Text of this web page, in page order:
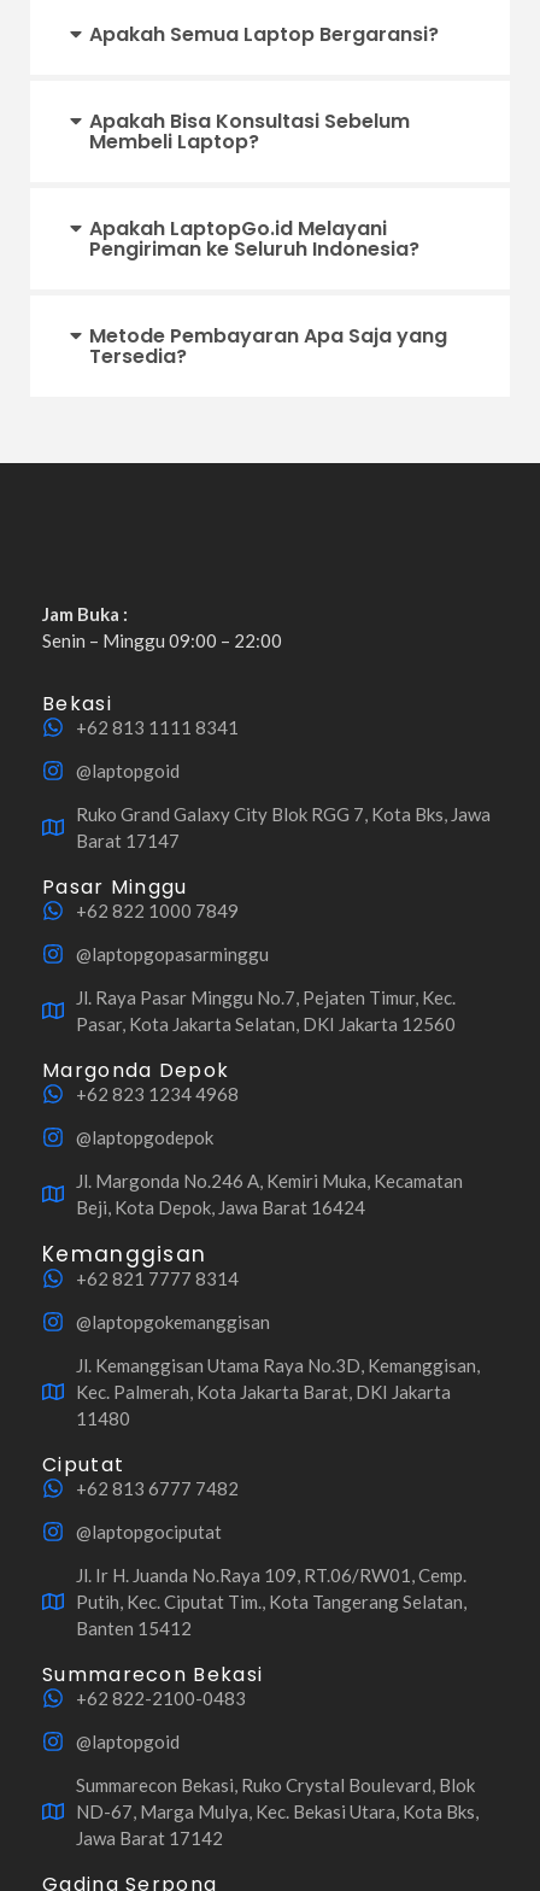
Apakah Semua Laptop Bergaransi?
Apakah Bisa Konsultasi Sebelum
Membeli Laptop?
Apakah LaptopGo.id Melayani
Pengiriman ke Seluruh Indonesia?
Metode Pembayaran Apa Saja yang
Tersedia?
Jam Buka :
Senin – Minggu 09:00 – 22:00
Bekasi
+62 813 1111 8341
@laptopgoid
Ruko Grand Galaxy City Blok RGG 7, Kota Bks, Jawa
Barat 17147
Pasar Minggu
+62 822 1000 7849
@laptopgopasarminggu
Jl. Raya Pasar Minggu No.7, Pejaten Timur, Kec.
Pasar, Kota Jakarta Selatan, DKI Jakarta 12560
Margonda Depok
+62 823 1234 4968
@laptopgodepok
Jl. Margonda No.246 A, Kemiri Muka, Kecamatan
Beji, Kota Depok, Jawa Barat 16424
Kemanggisan
+62 821 7777 8314
@laptopgokemanggisan
Jl. Kemanggisan Utama Raya No.3D, Kemanggisan,
Kec. Palmerah, Kota Jakarta Barat, DKI Jakarta
11480
Ciputat
+62 813 6777 7482
@laptopgociputat
Jl. Ir H. Juanda No.Raya 109, RT.06/RW01, Cemp.
Putih, Kec. Ciputat Tim., Kota Tangerang Selatan,
Banten 15412
Summarecon Bekasi
+62 822-2100-0483
@laptopgoid
Summarecon Bekasi, Ruko Crystal Boulevard, Blok
ND-67, Marga Mulya, Kec. Bekasi Utara, Kota Bks,
Jawa Barat 17142
Gading Serpong